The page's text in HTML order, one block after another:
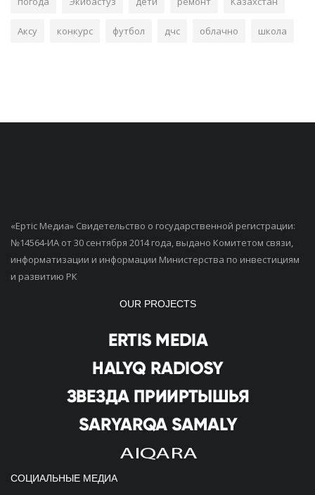
Аксу конкурс футбол дчс облачно школа
«Ертiс Медиа» Свидетельство о государственной регистрации:
№14564-ИА от 30 сентября 2014 года, выдано Комитетом связи,
информатизации и информации Министерства по инвестициям
и развитию РК
OUR PROJECTS
СОЦИАЛЬНЫЕ МЕДИА